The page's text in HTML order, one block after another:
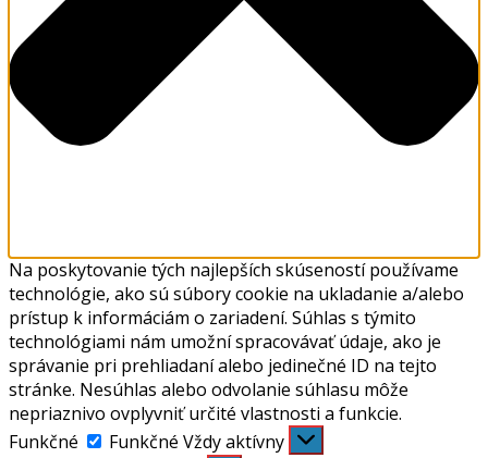
Na poskytovanie tých najlepších skúseností používame
technológie, ako sú súbory cookie na ukladanie a/alebo
prístup k informáciám o zariadení. Súhlas s týmito
technológiami nám umožní spracovávať údaje, ako je
správanie pri prehliadaní alebo jedinečné ID na tejto
stránke. Nesúhlas alebo odvolanie súhlasu môže
nepriaznivo ovplyvniť určité vlastnosti a funkcie.
Funkčné
Funkčné Vždy aktívny